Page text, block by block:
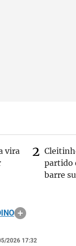
vira
partido
barre
2026 17:32